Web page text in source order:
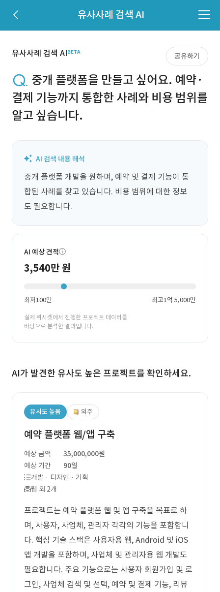
유사사례 검색 AI
유사사례 검색 AI 공유하기
중개 플랫폼을 만들고 싶어요. 예약·
결제 기능까지 통합한 사례와 비용 범위를
알고 싶습니다.
중개 플랫폼 개발을 원하며, 예약 및 결제 기능이 통
합된 사례를 찾고 있습니다. 비용 범위에 대한 정보
도 필요합니다.
AI 예상 견적
3,540만 원
최저100만 최고1억 5,000만
실제 위시켓에서 진행한 프로젝트 데이터를
바탕으로 분석한 결과입니다.
AI가 발견한 유사도 높은 프로젝트를 확인하세요.
유사도 높음 외주
예약 플랫폼 웹/앱 구축
예상 금액
35,000,000원
예상 기간
90일
개발 · 디자인 · 기획
웹 외 2개
프로젝트는 예약 플랫폼 웹 및 앱 구축을 목표로 하
며, 사용자, 사업체, 관리자 각각의 기능을 포함합니
다. 핵심 기술 스택은 사용자용 웹, Android 및 iOS
앱 개발을 포함하며, 사업체 및 관리자용 웹 개발도
필요합니다. 주요 기능으로는 사용자 회원가입 및 로
그인, 사업체 검색 및 선택, 예약 및 결제 기능, 리뷰